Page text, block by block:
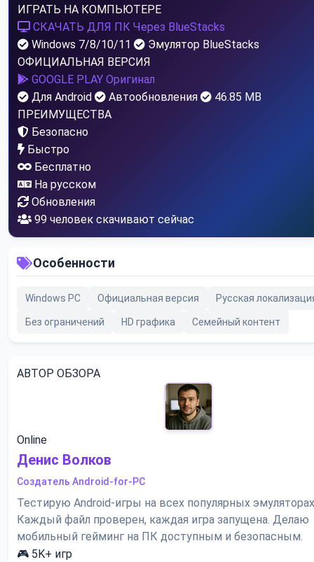
ИГРАТЬ НА КОМПЬЮТЕРЕ
СКАЧАТЬ ДЛЯ ПК Через BlueStacks
Windows 7/8/10/11
Эмулятор BlueStacks
ОФИЦИАЛЬНАЯ ВЕРСИЯ
GOOGLE PLAY Оригинал
Для Android
Автообновления
46.85 MB
ПРЕИМУЩЕСТВА
Безопасно
Быстро
Бесплатно
На русском
Обновления
94 человек скачивают сейчас
Особенности
Windows PC Официальная версия Русская
Без ограничений HD графика Семейный контент
АВТОР ОБЗОРА
Online
Денис Волков
Создатель Android-for-PC
Тестирую Android-игры на всех популярных
Каждый файл проверен, каждая игра запущена. Делаю
мобильный гейминг на ПК доступным и безопасным.
🎮 5K+ игр